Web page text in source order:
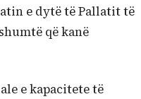
e dytë të Pallatit të
që kanë
e kapacitete të